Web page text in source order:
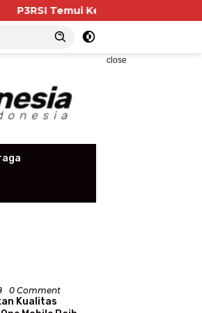
Kementerian PKP, Pengurus
close
0 Comment
Kualitas